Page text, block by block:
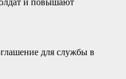
и повышают
для службы в